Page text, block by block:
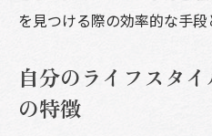
を見つける際の効率的な手段
自分のライフスタ
の特徴